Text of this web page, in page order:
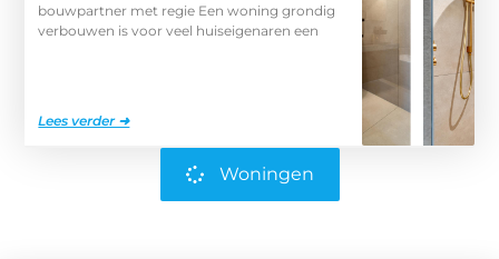
bouwpartner met regie Een woning grondig
verbouwen is voor veel huiseigenaren een
Lees verder ➜
Woningen